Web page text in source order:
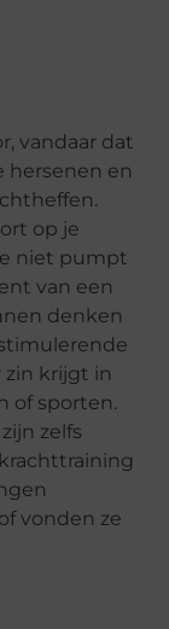
vandaar dat
hersenen en
op je
niet pumpt
van een
denken
krijgt in
of sporten.
zelfs
vonden ze